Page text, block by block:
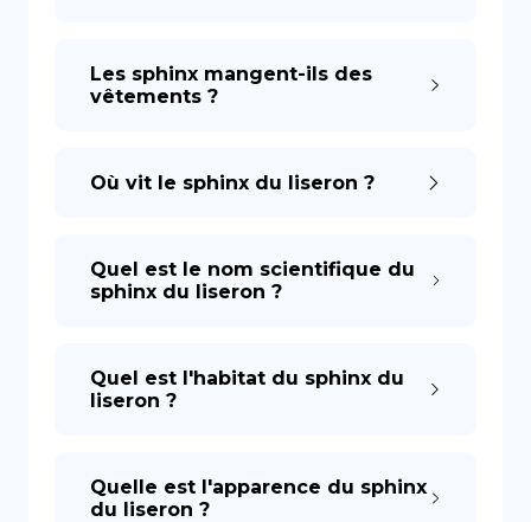
Les sphinx mangent-ils des
vêtements ?
Où vit le sphinx du liseron ?
Quel est le nom scientifique du
sphinx du liseron ?
Quel est l'habitat du sphinx du
liseron ?
Quelle est l'apparence du sphinx
du liseron ?